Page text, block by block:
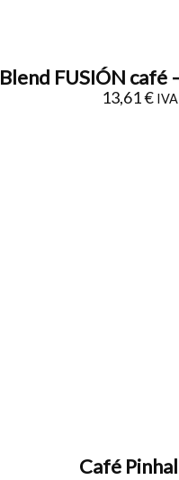
Blend FUSIÓN café
13,61€
Café